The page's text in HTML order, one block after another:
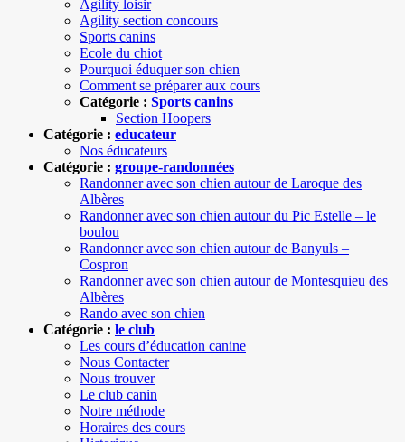
Agility loisir
Agility section concours
Sports canins
Ecole du chiot
Pourquoi éduquer son chien
Comment se préparer aux cours
Catégorie : Sports canins
Section Hoopers
Catégorie : educateur
Nos éducateurs
Catégorie : groupe-randonnées
Randonner avec son chien autour de Laroque des
Albères
Randonner avec son chien autour du Pic Estelle – le
boulou
Randonner avec son chien autour de Banyuls –
Cospron
Randonner avec son chien autour de Montesquieu des
Albères
Rando avec son chien
Catégorie : le club
Les cours d’éducation canine
Nous Contacter
Nous trouver
Le club canin
Notre méthode
Horaires des cours